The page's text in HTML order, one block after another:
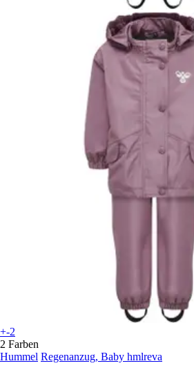
+-2
2 Farben
Hummel Regenanzug, Baby hmlreva